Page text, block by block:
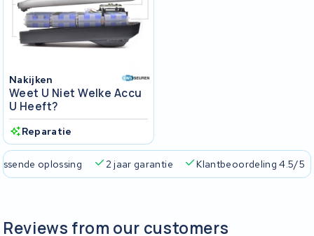
Nakijken
Weet U Niet Welke Accu
U Heeft?
Reparatie
oplossing 2 jaar garantie Klantbeoordeling 4.5/5
Reviews from our customers